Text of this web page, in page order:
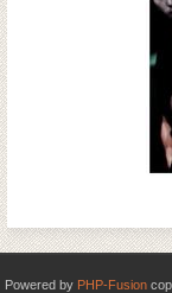
Powered by PHP-Fusion